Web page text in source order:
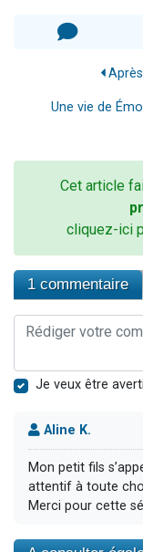
Après
Une vie de
Cet article
cliquez-ici
1 commentaire
Je veux être
Aline K.
Mon petit fils
attentif à toute
Merci pour cette